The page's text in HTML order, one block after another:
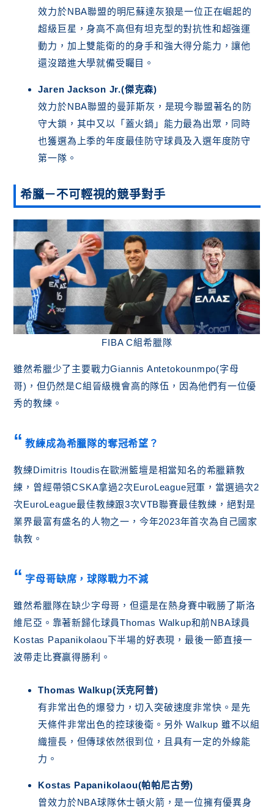
效力於NBA聯盟的明尼蘇達灰狼是一位正在崛起的
超級巨星，身高不高但有坦克型的對抗性和超強運
動力，加上雙能衛的的身手和強大得分能力，讓他
還沒踏進大學就備受矚目。
Jaren Jackson Jr.(傑克森)
效力於NBA聯盟的曼菲斯灰，是現今聯盟著名的防
守大鎖，其中又以「蓋火鍋」能力最為出眾，同時
也獲選為上季的年度最佳防守球員及入選年度防守
第一隊。
希臘－不可輕視的競爭對手
FIBA C組希臘隊
雖然希臘少了主要戰力Giannis Antetokounmpo(字母
哥)，但仍然是C組晉級機會高的隊伍，因為他們有一位優
秀的教練。
教練成為希臘隊的奪冠希望？
教練Dimitris Itoudis在歐洲籃壇是相當知名的希臘籍教
練，曾經帶領CSKA拿過2次EuroLeague冠軍，當選過次2
次EuroLeague最佳教練跟3次VTB聯賽最佳教練，絕對是
業界最富有盛名的人物之一，今年2023年首次為自己國家
執教。
字母哥缺席，球隊戰力不減
雖然希臘隊在缺少字母哥，但還是在熱身賽中戰勝了斯洛
維尼亞。靠著新歸化球員Thomas Walkup和前NBA球員
Kostas Papanikolaou下半場的好表現，最後一節直接一
波帶走比賽贏得勝利。
Thomas Walkup(沃克阿普)
有非常出色的爆發力，切入突破速度非常快。是先
天條件非常出色的控球後衛。另外 Walkup 雖不以組
織擅長，但傳球依然很到位，且具有一定的外線能
力。
Kostas Papanikolaou(帕帕尼古勞)
曾效力於NBA球隊休士頓火箭，是一位擁有優異身